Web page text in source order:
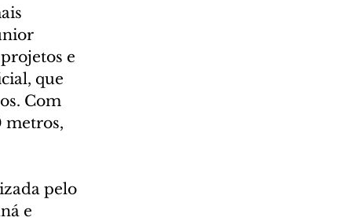
e
que
Com
metros,
pelo
e